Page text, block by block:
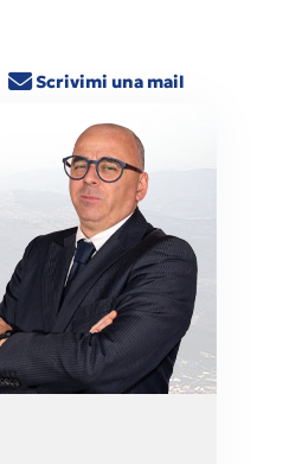
Scrivimi una mail